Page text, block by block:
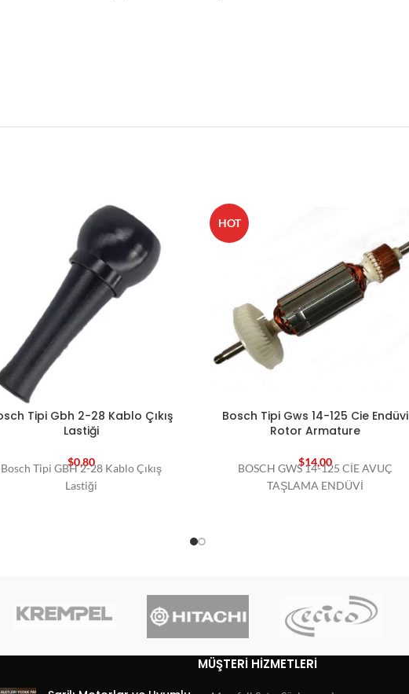
Tipi Gbh 2-28 Kablo Çıkış
Lastiği
$0,80
Bosch Tipi GBH 2-28 Kablo Çıkış
Lastiği
HOT
Bosch Tipi Gws 14-125 Cie Endüvi
Rotor Armature
$14,00
BOSCH GWS 14-125 CİE AVUÇ
TAŞLAMA ENDÜVİ
MÜŞTERI HIZMETLERI